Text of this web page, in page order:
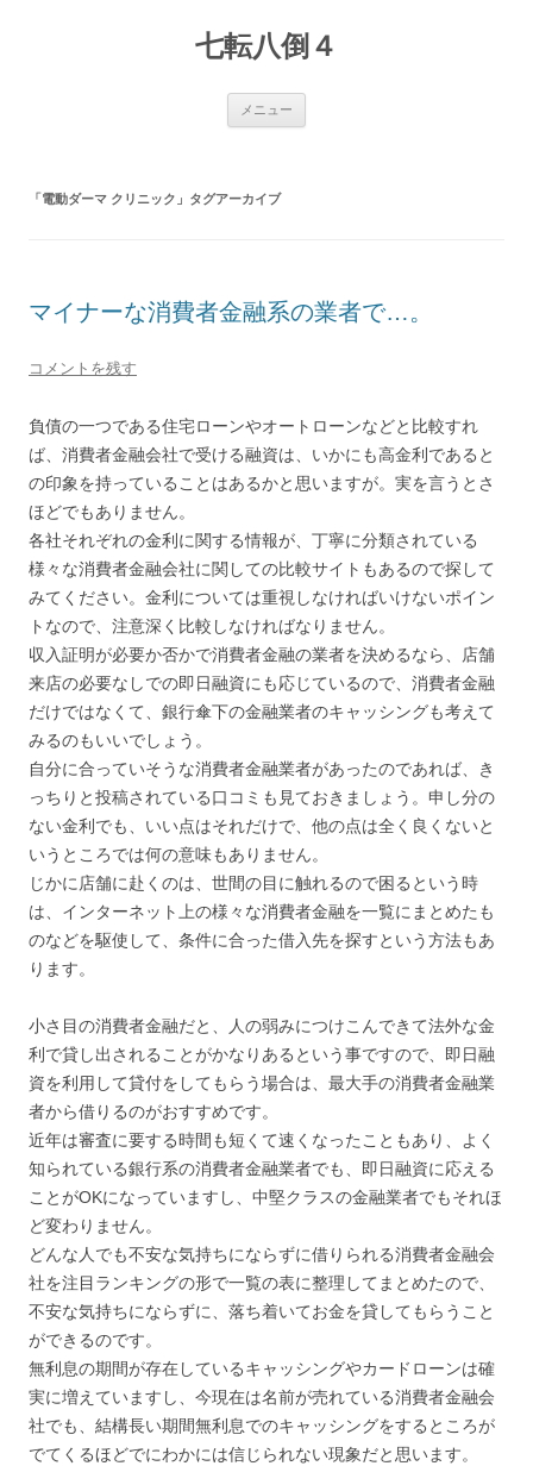
七転八倒４
メニュー
「電動ダーマ クリニック 」タグアーカイブ
マイナーな消費者金融系の業者で…。
コメントを残す
負債の一つである住宅ローンやオートローンなどと比較すれ
ば、消費者金融会社で受ける融資は、いかにも高金利であると
の印象を持っていることはあるかと思いますが。実を言うとさ
ほどでもありません。
各社それぞれの金利に関する情報が、丁寧に分類されている
様々な消費者金融会社に関しての比較サイトもあるので探して
みてください。金利については重視しなければいけないポイン
トなので、注意深く比較しなければなりません。
収入証明が必要か否かで消費者金融の業者を決めるなら、店舗
来店の必要なしでの即日融資にも応じているので、消費者金融
だけではなくて、銀行傘下の金融業者のキャッシングも考えて
みるのもいいでしょう。
自分に合っていそうな消費者金融業者があったのであれば、き
っちりと投稿されている口コミも見ておきましょう。申し分の
ない金利でも、いい点はそれだけで、他の点は全く良くないと
いうところでは何の意味もありません。
じかに店舗に赴くのは、世間の目に触れるので困るという時
は、インターネット上の様々な消費者金融を一覧にまとめたも
のなどを駆使して、条件に合った借入先を探すという方法もあ
ります。
小さ目の消費者金融だと、人の弱みにつけこんできて法外な金
利で貸し出されることがかなりあるという事ですので、即日融
資を利用して貸付をしてもらう場合は、最大手の消費者金融業
者から借りるのがおすすめです。
近年は審査に要する時間も短くて速くなったこともあり、よく
知られている銀行系の消費者金融業者でも、即日融資に応える
ことがOKになっていますし、中堅クラスの金融業者でもそれほ
ど変わりません。
どんな人でも不安な気持ちにならずに借りられる消費者金融会
社を注目ランキングの形で一覧の表に整理してまとめたので、
不安な気持ちにならずに、落ち着いてお金を貸してもらうこと
ができるのです。
無利息の期間が存在しているキャッシングやカードローンは確
実に増えていますし、今現在は名前が売れている消費者金融会
社でも、結構長い期間無利息でのキャッシングをするところが
でてくるほどでにわかには信じられない現象だと思います。